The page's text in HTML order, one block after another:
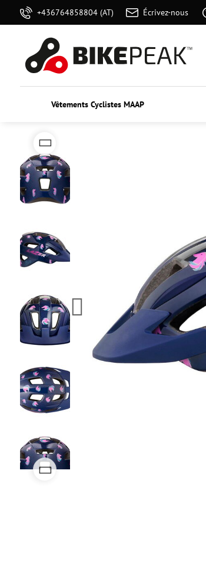
+436764858804 (AT) Écrivez-nous
Vêtements Cyclistes MAAP